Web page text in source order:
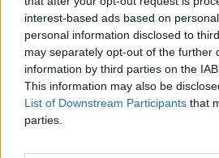
interest-based ads based on
personal information disclosed to
may separately opt-out of the further
information by third parties on the
This information may also be
List of Downstream Participants that
parties.
Głosowanie w parlamencie
Klub parlamentarny Tiszy Petera
Bakę, byłego prezesa węgierskiego
kandydata na prezydenta kraju.
głową państwa we wtorek 11 sierpnia.
głosowania.